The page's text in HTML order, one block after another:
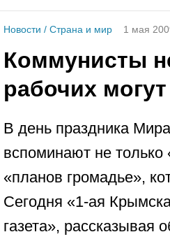
Новости / Страна и мир 1 мая
Коммунисты
рабочих
В день праздника
вспоминают не только
«планов громадье»,
Сегодня «1-ая
газета», рассказывая